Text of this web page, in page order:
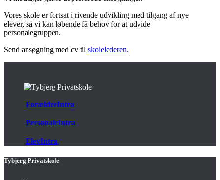
Vores skole er fortsat i rivende udvikling med tilgang af nye
elever, så vi kan løbende få behov for at udvide
personalegruppen.
Send ansøgning med cv til skolelederen.
ForældreIntra
PersonaleIntra
ElevIntra
Tybjerg Privatskole